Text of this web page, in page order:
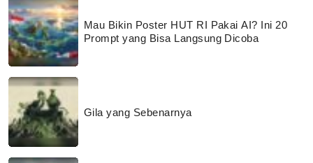
Mau Bikin Poster HUT RI Pakai AI? Ini 20
Prompt yang Bisa Langsung Dicoba
Gila yang Sebenarnya